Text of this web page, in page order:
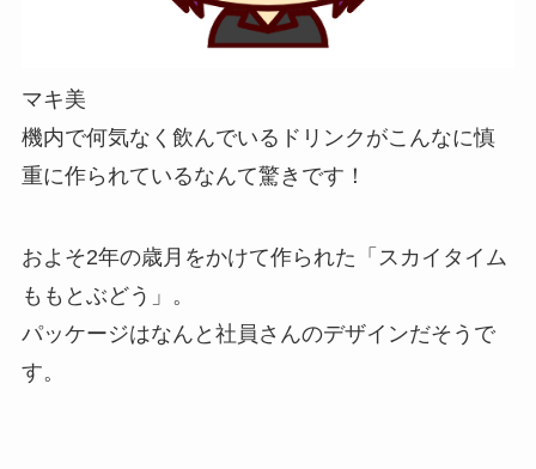
マキ美
機内で何気なく飲んでいるドリンクがこんなに慎
重に作られているなんて驚きです！
およそ2年の歳月をかけて作られた「スカイタイム
ももとぶどう」。
パッケージはなんと社員さんのデザインだそうで
す。